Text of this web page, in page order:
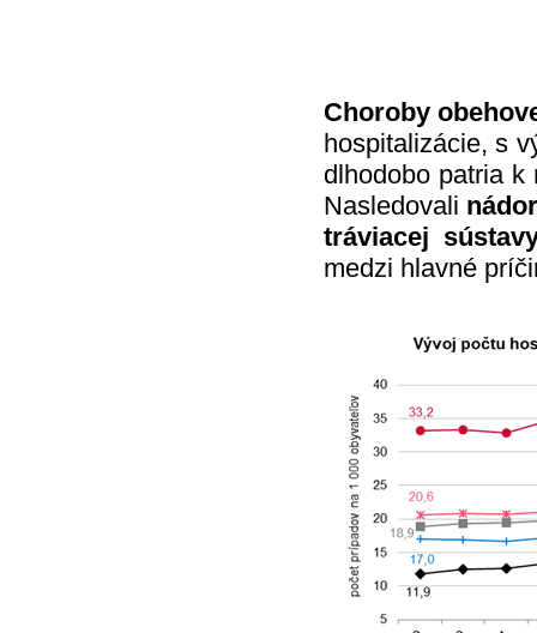
Choroby
hospitalizácie, s
dlhodobo patria
Nasledovali
tráviacej
medzi hlavné